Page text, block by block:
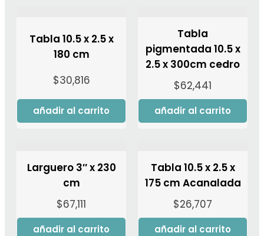
Tabla 10.5 x 2.5 x
180 cm
$30,816
añadir al carrito
Tabla
pigmentada 10.5 x
2.5 x 300cm cedro
$62,441
añadir al carrito
Larguero 3″ x 230
cm
$67,111
añadir al carrito
Tabla 10.5 x 2.5 x
175 cm Acanalada
$26,707
añadir al carrito